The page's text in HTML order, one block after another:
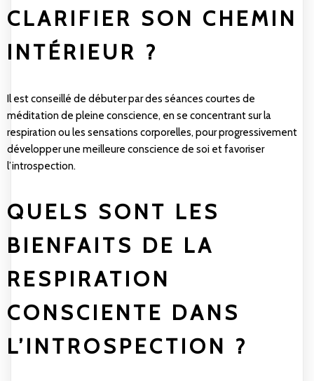
CLARIFIER SON CHEMIN
INTÉRIEUR ?
Il est conseillé de débuter par des séances courtes de
méditation de pleine conscience, en se concentrant sur la
respiration ou les sensations corporelles, pour progressivement
développer une meilleure conscience de soi et favoriser
l’introspection.
QUELS SONT LES
BIENFAITS DE LA
RESPIRATION
CONSCIENTE DANS
L’INTROSPECTION ?